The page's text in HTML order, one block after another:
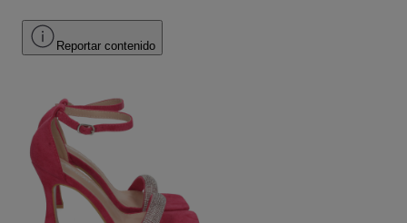
Reportar contenido